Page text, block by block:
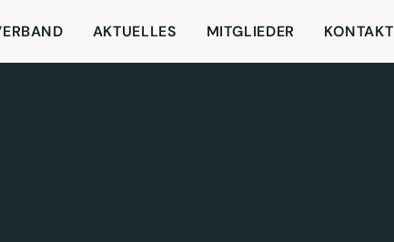
AKTUELLES MITGLIEDER KONTAKT